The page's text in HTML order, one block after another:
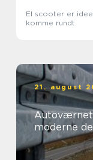
El scooter er
komme rundt
21. august
moderne